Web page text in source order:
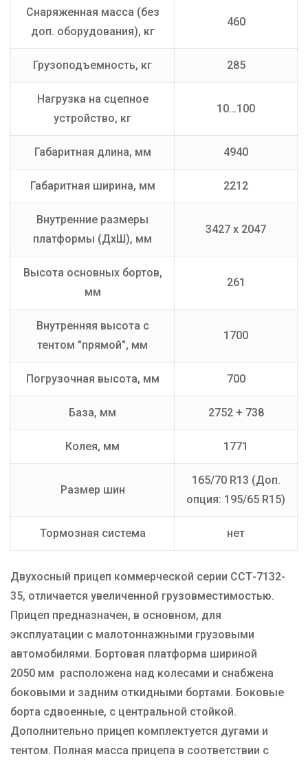
Снаряженная масса (без
доп. оборудования), кг
460
Грузоподъемность, кг 285
Нагрузка на сцепное
устройство, кг
10…100
Габаритная длина, мм 4940
Габаритная ширина, мм 2212
Внутренние размеры
платформы (ДхШ), мм
3427 х 2047
Высота основных бортов,
мм
261
Внутренняя высота с
тентом "прямой", мм
1700
Погрузочная высота, мм 700
База, мм 2752 + 738
Колея, мм 1771
Размер шин
165/70 R13 (Доп.
опция: 195/65 R15)
Тормозная система нет
Двухосный прицеп коммерческой серии ССТ-7132-
35, отличается увеличенной грузовместимостью.
Прицеп предназначен, в основном, для
эксплуатации с малотоннажными грузовыми
автомобилями. Бортовая платформа шириной
2050 мм расположена над колесами и снабжена
боковыми и задним откидными бортами. Боковые
борта сдвоенные, с центральной стойкой.
Дополнительно прицеп комплектуется дугами и
тентом. Полная масса прицепа в соответствии с
Ширина кузова (мм)
2212